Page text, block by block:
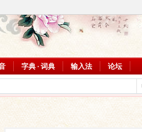
字典 · 词典 输入法 论坛